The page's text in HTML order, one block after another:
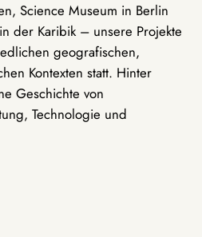
Science Museum in Berlin
der Karibik – unsere Projekte
geografischen,
Kontexten statt. Hinter
Geschichte von
Technologie und